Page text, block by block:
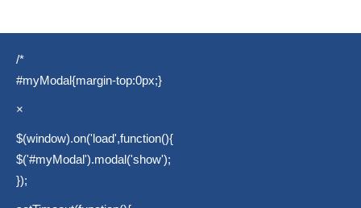
/*
#myModal{margin-top:0px;}
×
$(window).on('load',function(){
$('#myModal').modal('show');
});